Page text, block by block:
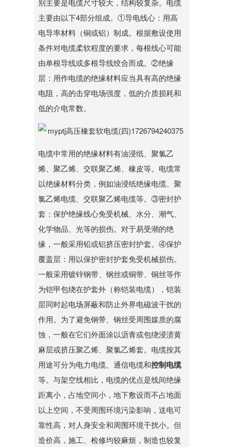
别主要是电缆尺寸较大，结构较复杂。电缆
主要由以下4部分组成。①导电线心：用高
电导率材料（铜或铝）制成。根据敷设使用
条件对电缆柔软程度的要求，每根线心可能
由单根导线或多根导线绞合而成。②绝缘
层：用作电缆的绝缘材料应当具有高的绝缘
电阻，高的击穿电场强度，低的介质损耗和
低的介电常数。
电缆中常用的绝缘材料有油浸纸、聚氯乙
烯、聚乙烯、交联聚乙烯、橡皮等。电缆常
以绝缘材料分类，例如油浸纸绝缘电缆、聚
氯乙烯电缆、交联聚乙烯电缆等。③密封护
套：保护绝缘线心免受机械、水分、潮气、
化学物品、光等的损伤。对于易受潮的绝
缘，一般采用铅或铝挤压密封护套。④保护
覆盖层：用以保护密封护套免受机械损伤。
一般采用镀锌钢带、钢丝或铜带、铜丝等作
为铠甲包绕在护套外（称铠装电缆），铠装
层同时起电场屏蔽和防止外界电磁波干扰的
作用。为了避免钢带、钢丝受周围媒质的腐
蚀，一般在它们外面涂以沥青或包绕浸渍黄
麻层或挤压聚乙烯、聚氯乙烯套。电缆按其
用途可分为电力电缆、通信电缆和控制电缆
等。与架空线相比，电缆的优点是线间绝缘
距离小，占地空间小，地下敷设而不占地面
以上空间，不受周围环境污染影响，送电可
靠性高，对人身安全和周围环境干扰小。但
造价高，施工、检修均较麻烦，制造也较复